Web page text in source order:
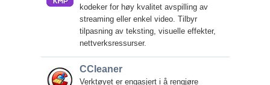
kodeker for høy kvalitet avspilling av
streaming eller enkel video. Tilbyr
tilpasning av teksting, visuelle effekter,
nettverksressurser.
CCleaner
Verktøyet er engasjert i å rengjøre